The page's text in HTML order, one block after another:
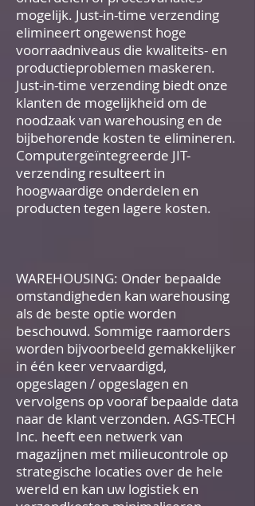
mogelijk. Just-in-time verzending
elimineert ongewenst hoge
voorraadniveaus die kwaliteits- en
productieproblemen maskeren.
Just-in-time verzending biedt onze
klanten de mogelijkheid om de
noodzaak van warehousing en de
bijbehorende kosten te elimineren.
Computergeïntegreerde JIT-
verzending resulteert in
hoogwaardige onderdelen en
producten tegen lagere kosten.
WAREHOUSING: Onder bepaalde
omstandigheden kan warehousing
als de beste optie worden
beschouwd. Sommige raamorders
worden bijvoorbeeld gemakkelijker
in één keer vervaardigd,
opgeslagen / opgeslagen en
vervolgens op vooraf bepaalde data
naar de klant verzonden. AGS-TECH
Inc. heeft een netwerk van
magazijnen met milieucontrole op
strategische locaties over de hele
wereld en kan uw logistiek en